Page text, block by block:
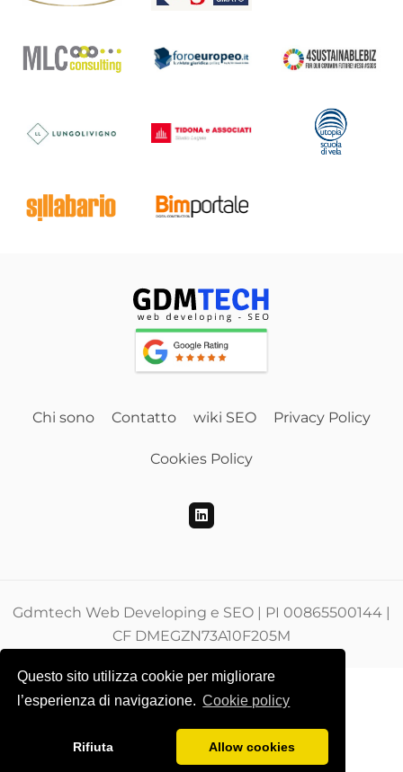
Questo sito utilizza cookie per migliorare
l’esperienza di navigazione. Cookie policy
Rifiuta Allow cookies
Chi sono Contatto wiki SEO Privacy Policy
Cookies Policy
Gdmtech Web Developing e SEO | PI 00865500144 |
CF DMEGZN73A10F205M